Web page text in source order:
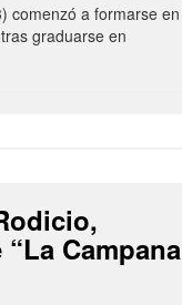
comenzó a formarse en
graduarse en
Campana